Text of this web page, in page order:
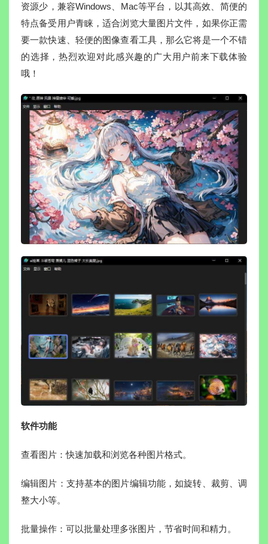
资源少，兼容Windows、Mac等平台，以其高效、简便的
特点备受用户青睐，适合浏览大量图片文件，如果你正需
要一款快速、轻便的图像查看工具，那么它将是一个不错
的选择，热烈欢迎对此感兴趣的广大用户前来下载体验
哦！
软件功能
查看图片：快速加载和浏览各种图片格式。
编辑图片：支持基本的图片编辑功能，如旋转、裁剪、调
整大小等。
批量操作：可以批量处理多张图片，节省时间和精力。